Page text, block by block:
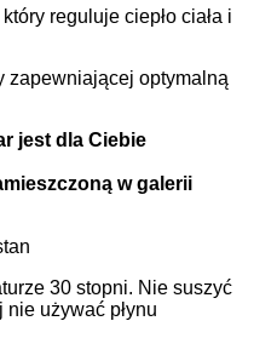
reguluje ciepło ciała i
zapewniającej optymalną
jest dla Ciebie
w galerii
30 stopni. Nie suszyć
używać płynu